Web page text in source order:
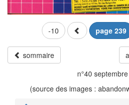
-10 page 239
sommaire
n°40
(source des images :